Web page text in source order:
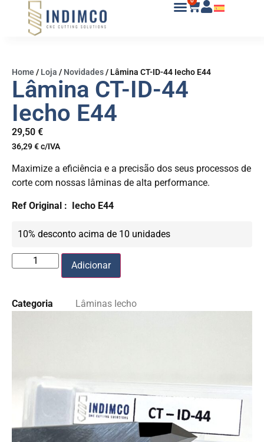
Home/ Loja / Novidades/ Lâmina CT-ID-44 Iecho E44
Lâmina CT-ID-44
Iecho E44
29,50 €
36,29€c/IVA
Maximize a eficiência e a precisão dos seus processos de
corte com nossas lâminas de alta performance.
Ref Original : Iecho E44
10% desconto acima de 10 unidades
Adicionar
Categoria Lâminas Iecho